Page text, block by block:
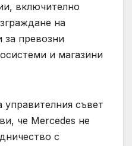
включително
на
за превозни
и магазини
съвет
че Mercedes не
с